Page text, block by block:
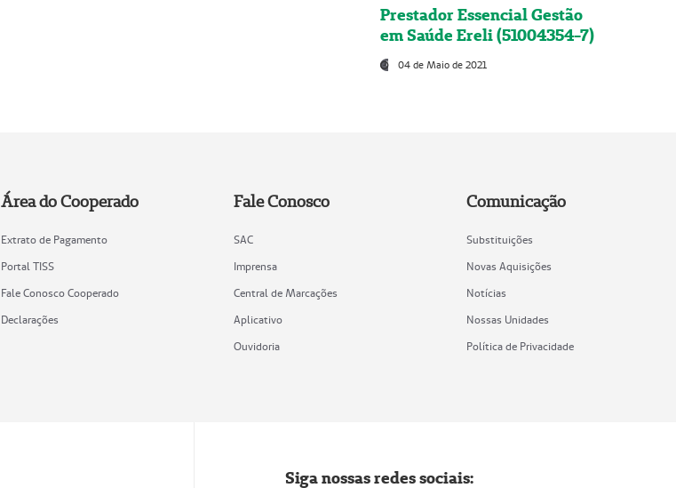
Prestador Essencial Gestão
em Saúde Ereli (51004354-7)
04 de Maio de 2021
Área do Cooperado
Extrato de Pagamento
Portal TISS
Fale Conosco Cooperado
Declarações
Fale Conosco
SAC
Imprensa
Central de Marcações
Aplicativo
Ouvidoria
Comunicação
Substituições
Novas Aquisições
Notícias
Nossas Unidades
Política de Privacidade
Siga nossas redes sociais: